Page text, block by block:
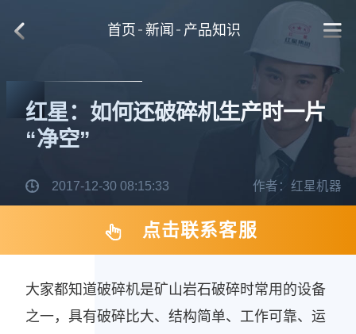
首页 新闻 产品知识
红星：如何还破碎机生产时一片
“净空”
2017-12-30 08:15:33 作者：红星机器
点击联系客服
大家都知道破碎机是矿山岩石破碎时常用的设备
之一，具有破碎比大、结构简单、工作可靠、运